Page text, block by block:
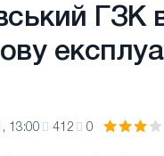
ГЗК
13:00 412 0